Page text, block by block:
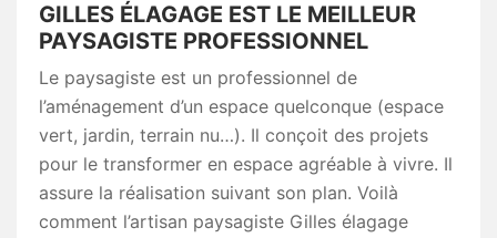
GILLES ÉLAGAGE EST LE MEILLEUR
PAYSAGISTE PROFESSIONNEL
Le paysagiste est un professionnel de
l’aménagement d’un espace quelconque (espace
vert, jardin, terrain nu…). Il conçoit des projets
pour le transformer en espace agréable à vivre. Il
assure la réalisation suivant son plan. Voilà
comment l’artisan paysagiste Gilles élagage